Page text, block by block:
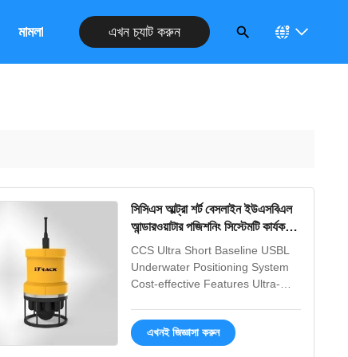
মামলা এখন চ্যাট করুন
সিসিএস আল্ট্রা শর্ট বেসলাইন ইউএসবিএল
আন্ডারওয়াটার পজিশনিং সিস্টেমটি কার্যকর-
কার্যকর
CCS Ultra Short Baseline USBL
Underwater Positioning System
Cost-effective Features Ultra-
Acoustic Positioning System
(USBL) ITrack UB Series
এখনই জিজ্ঞাসা করুন